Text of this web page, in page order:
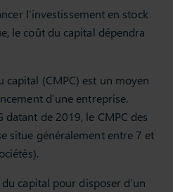
l’investissement en stock
le coût du capital dépendra
capital (CMPC) est un moyen
d’une entreprise.
de 2019, le CMPC des
situe généralement entre 7 et
capital pour disposer d’un